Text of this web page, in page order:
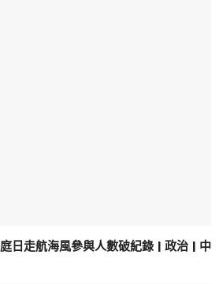
日走航海風參與人數破紀錄 | 政治 | 中